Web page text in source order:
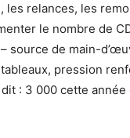
relances, les
le nombre de
source de main-
pression
: 3 000 cette